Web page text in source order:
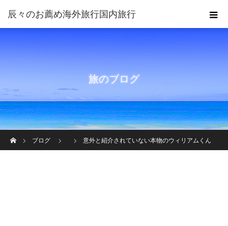
旅のブログ
ブログ
意外と紹介されていない本物のウィリアムくん